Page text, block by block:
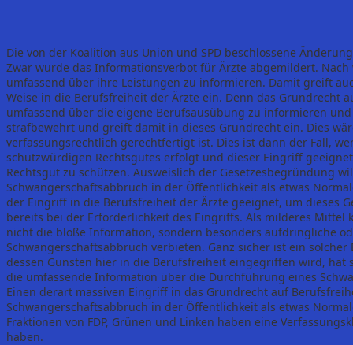
Die von der Koalition aus Union und SPD beschlossene
Zwar wurde das Informationsverbot für Ärzte abgemildert.
umfassend über ihre Leistungen zu informieren. Damit greift
Weise in die Berufsfreiheit der Ärzte ein. Denn das Grundrecht
umfassend über die eigene Berufsausübung zu informieren
strafbewehrt und greift damit in dieses Grundrecht ein. Dies
verfassungsrechtlich gerechtfertigt ist. Dies ist dann der Fall,
schutzwürdigen Rechtsgutes erfolgt und dieser Eingriff
Rechtsgut zu schützen. Ausweislich der Gesetzesbegründung
Schwangerschaftsabbruch in der Öffentlichkeit als etwas
der Eingriff in die Berufsfreiheit der Ärzte geeignet, um dieses
bereits bei der Erforderlichkeit des Eingriffs. Als milderes
nicht die bloße Information, sondern besonders aufdringliche
Schwangerschaftsabbruch verbieten. Ganz sicher ist ein
dessen Gunsten hier in die Berufsfreiheit eingegriffen wird, hat
die umfassende Information über die Durchführung eines
Einen derart massiven Eingriff in das Grundrecht auf
Schwangerschaftsabbruch in der Öffentlichkeit als etwas
Fraktionen von FDP, Grünen und Linken haben eine
haben.